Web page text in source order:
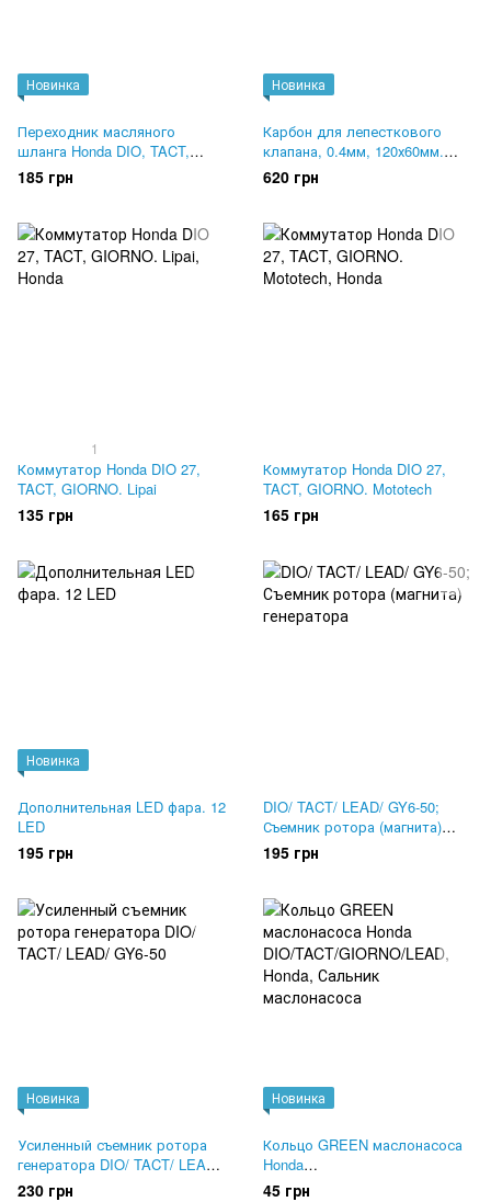
Новинка
Переходник масляного
шланга Honda DIO, TACT,
LEAD. Оригинал 55201-GC8-
000
185 грн
Новинка
Карбон для лепесткового
клапана, 0.4мм, 120х60мм.
TWH Тайвань
620 грн
1
Коммутатор Honda DIO 27,
TACT, GIORNO. Lipai
135 грн
Коммутатор Honda DIO 27,
TACT, GIORNO. Mototech
165 грн
Новинка
Дополнительная LED фара. 12
LED
195 грн
DIO/ TACT/ LEAD/ GY6-50;
Съемник ротора (магнита)
генератора
195 грн
Новинка
Усиленный съемник ротора
генератора DIO/ TACT/ LEAD/
GY6-50
230 грн
Новинка
Кольцо GREEN маслонасоса
Honda
DIO/TACT/GIORNO/LEAD
45 грн